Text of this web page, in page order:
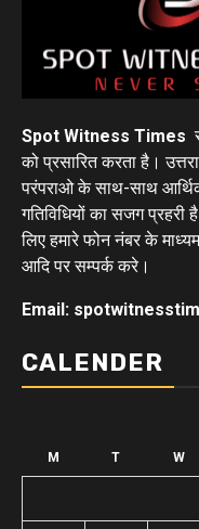
Spot Witness Times
को प्रसारित करता है।
परंपराओ के साथ-साथ
गतिविधियों का सजग प्रहरी
लिए हमारे फोन नंबर के
आदि पर सम्पर्क करे।
Email:
CALENDER
M T W